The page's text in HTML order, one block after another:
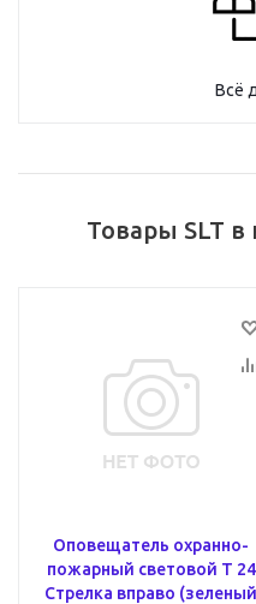
Всё
Товары SLT
Оповещатель охранно-
пожарный световой Т 24
Стрелка вправо (зеленый